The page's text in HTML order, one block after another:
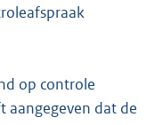
op controle
aangegeven dat de